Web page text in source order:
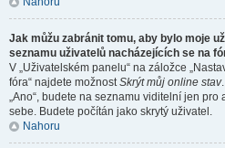
Jak můžu zabránit tomu, aby bylo moje
seznamu uživatelů nacházejících se na
V „Uživatelském panelu“ na záložce
fóra“ najdete možnostSkrýt můj online stav
„Ano“, budete na seznamu viditelní jen
sebe. Budete počítán jako skrytý uživatel.
Nahoru